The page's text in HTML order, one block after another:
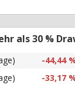
als 30 %
-44,44
-33,17